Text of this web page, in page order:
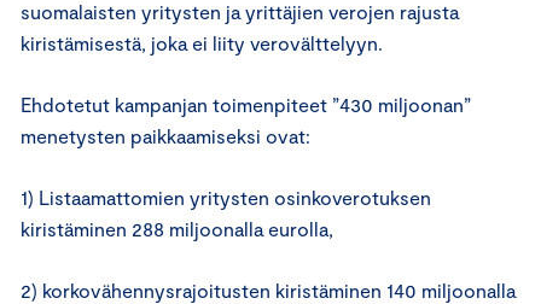
suomalaisten yritysten ja yrittäjien verojen rajusta
kiristämisestä, joka ei liity verovälttelyyn.
Ehdotetut kampanjan toimenpiteet ”430 miljoonan”
menetysten paikkaamiseksi ovat:
1) Listaamattomien yritysten osinkoverotuksen
kiristäminen 288 miljoonalla eurolla,
2) korkovähennysrajoitusten kiristäminen 140 miljoonalla